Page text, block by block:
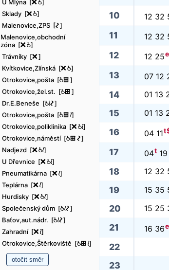
U Mlýna [ë@]
Sklady [ë@]
Malenovice,ZPS [ó]
Malenovice,obchodní
zóna [ë@]
Trávníky [ë]
Kvítkovice,Zlínská [ë@]
Otrokovice,pošta [@æ]
Otrokovice,žel.st. [@æ]
Dr.E.Beneše [@<ó]
Otrokovice,pošta [@æ<]
Otrokovice,poliklinika [ë@<]
Otrokovice,náměstí [@æó]
Nadjezd [ë@<]
U Dřevnice [ë@<]
Pneumatikárna [ë<]
Teplárna [ë<]
Hurdisky [ë@<]
Společenský dům [@<ó]
Baťov,aut.nádr. [@<ó]
Zahradní [ë<]
Otrokovice,Štěrkoviště [@æ<]
10 12 32
11 12 32
12 12 25e
13 07 12
14 01 13
15 01 13
16 04 11t
17 04t
18 12 32
19 15 35
20 15 25
21 16 36e
22
23